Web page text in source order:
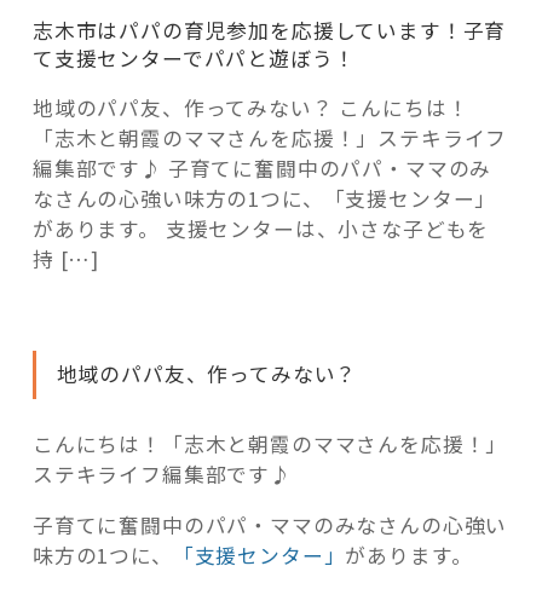
「モノ」
fleXe リノベ事例
「ひと」
これからの暮らし 住み替え相談
志木市はパパの育児参加を応援しています！子育
て支援センターでパパと遊ぼう！
地域のパパ友、作ってみない？ こんにちは！
「志木と朝霞のママさんを応援！」ステキライフ
編集部です♪ 子育てに奮闘中のパパ・ママのみ
なさんの心強い味方の1つに、「支援センター」
があります。 支援センターは、小さな子どもを
持 […]
地域のパパ友、作ってみない？
こんにちは！「志木と朝霞のママさんを応援！」
ステキライフ編集部です♪
子育てに奮闘中のパパ・ママのみなさんの心強い
味方の1つに、
「支援センター」 があります。